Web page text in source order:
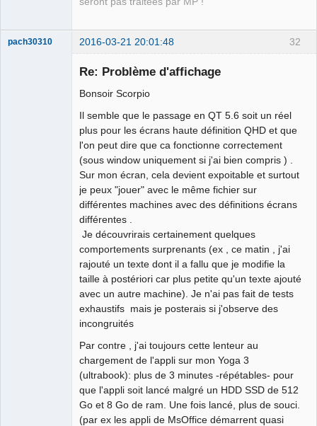
32
pach30310 2016-03-21 20:01:48
Re: Problème d'affichage
Bonsoir Scorpio
Il semble que le passage en QT 5.6 soit un réel
plus pour les écrans haute définition QHD et que
l'on peut dire que ca fonctionne correctement
(sous window uniquement si j'ai bien compris ) .
Sur mon écran, cela devient expoitable et surtout
je peux "jouer" avec le même fichier sur
différentes machines avec des définitions écrans
différentes .
Je découvrirais certainement quelques
comportements surprenants (ex , ce matin , j'ai
rajouté un texte dont il a fallu que je modifie la
taille à postériori car plus petite qu'un texte ajouté
avec un autre machine). Je n'ai pas fait de tests
exhaustifs mais je posterais si j'observe des
incongruités
Par contre , j'ai toujours cette lenteur au
chargement de l'appli sur mon Yoga 3
(ultrabook): plus de 3 minutes -répétables- pour
que l'appli soit lancé malgré un HDD SSD de 512
Go et 8 Go de ram. Une fois lancé, plus de souci.
(par ex les appli de MsOffice démarrent quasi